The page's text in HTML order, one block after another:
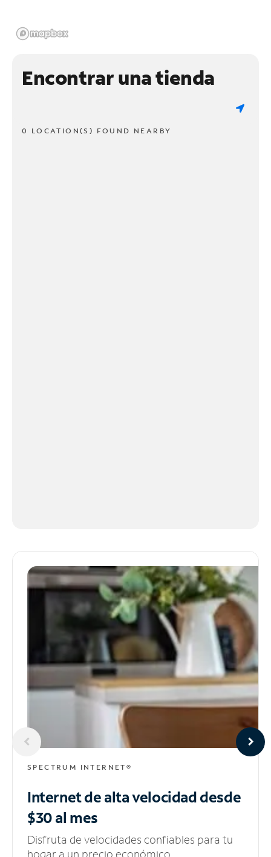
Encontrar una tienda
0 LOCATION(S) FOUND NEARBY
SPECTRUM INTERNET®
Internet de alta velocidaddesde
$30 al mes
Disfruta de velocidades confiables para tu
hogar a un precio económico.